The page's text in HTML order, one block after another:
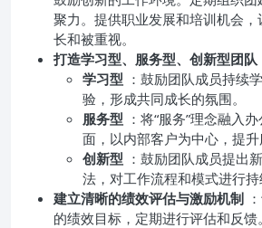
聚力。提供职业发展和培训机会
长和被重视。
打造学习型、服务型、创新型团队
学习型 ：鼓励团队成员持续
验，形成共同成长的氛围。
服务型 ：将“服务”理念融入
面，以内部客户为中心，提升
创新型 ：鼓励团队成员提出
法，对工作流程和模式进行持
建立清晰的绩效评估与激励机制
的绩效目标，定期进行评估和反